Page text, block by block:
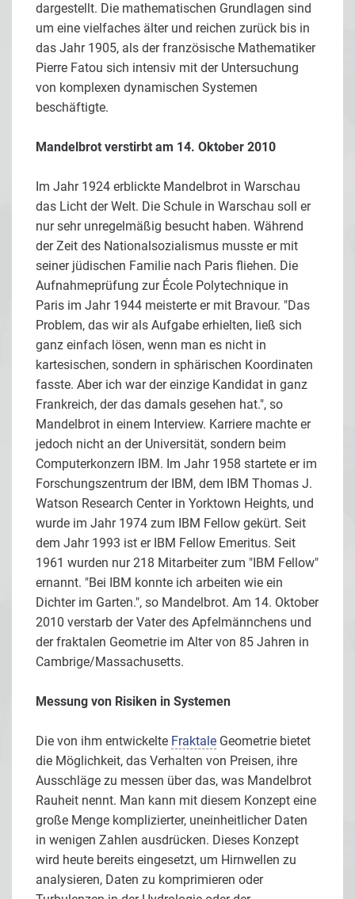
dargestellt. Die mathematischen Grundlagen sind
um eine vielfaches älter und reichen zurück bis in
das Jahr 1905, als der französische Mathematiker
Pierre Fatou sich intensiv mit der Untersuchung
von komplexen dynamischen Systemen
beschäftigte.
Mandelbrot verstirbt am 14. Oktober 2010
Im Jahr 1924 erblickte Mandelbrot in Warschau
das Licht der Welt. Die Schule in Warschau soll er
nur sehr unregelmäßig besucht haben. Während
der Zeit des Nationalsozialismus musste er mit
seiner jüdischen Familie nach Paris fliehen. Die
Aufnahmeprüfung zur École Polytechnique in
Paris im Jahr 1944 meisterte er mit Bravour. "Das
Problem, das wir als Aufgabe erhielten, ließ sich
ganz einfach lösen, wenn man es nicht in
kartesischen, sondern in sphärischen Koordinaten
fasste. Aber ich war der einzige Kandidat in ganz
Frankreich, der das damals gesehen hat.", so
Mandelbrot in einem Interview. Karriere machte er
jedoch nicht an der Universität, sondern beim
Computerkonzern IBM. Im Jahr 1958 startete er im
Forschungszentrum der IBM, dem IBM Thomas J.
Watson Research Center in Yorktown Heights, und
wurde im Jahr 1974 zum IBM Fellow gekürt. Seit
dem Jahr 1993 ist er IBM Fellow Emeritus. Seit
1961 wurden nur 218 Mitarbeiter zum "IBM Fellow"
ernannt. "Bei IBM konnte ich arbeiten wie ein
Dichter im Garten.", so Mandelbrot. Am 14. Oktober
2010 verstarb der Vater des Apfelmännchens und
der fraktalen Geometrie im Alter von 85 Jahren in
Cambrige/Massachusetts.
Messung von Risiken in Systemen
Die von ihm entwickelte Fraktale Geometrie bietet
die Möglichkeit, das Verhalten von Preisen, ihre
Ausschläge zu messen über das, was Mandelbrot
Rauheit nennt. Man kann mit diesem Konzept eine
große Menge komplizierter, uneinheitlicher Daten
in wenigen Zahlen ausdrücken. Dieses Konzept
wird heute bereits eingesetzt, um Hirnwellen zu
analysieren, Daten zu komprimieren oder